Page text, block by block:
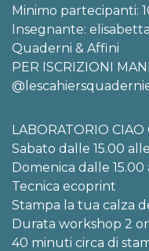
Minimo partecipanti:
Insegnante:
Quaderni & Affini
PER ISCRIZIONI
LABORATORIO CIAO
Sabato dalle 15.00
Domenica dalle 15.00
Tecnica ecoprint
Stampa la tua calza
Durata workshop 2
40 minuti circa di